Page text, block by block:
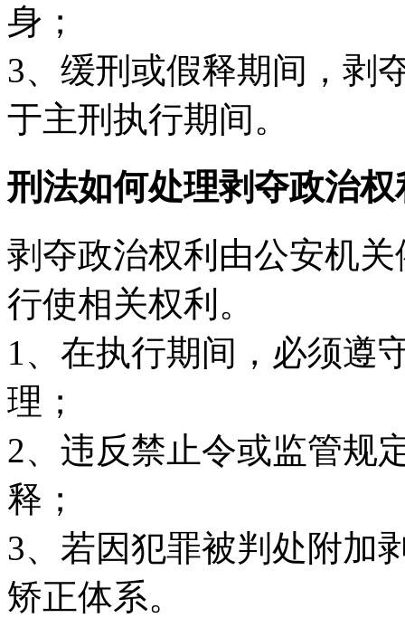
身；
3、缓刑或假释期间，剥
于主刑执行期间。
刑法如何处理剥夺政治
剥夺政治权利由公安机
行使相关权利。
1、在执行期间，必须遵
理；
2、违反禁止令或监管规
释；
3、若因犯罪被判处附加
矫正体系。